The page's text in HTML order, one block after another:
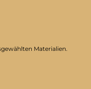
Materialien.